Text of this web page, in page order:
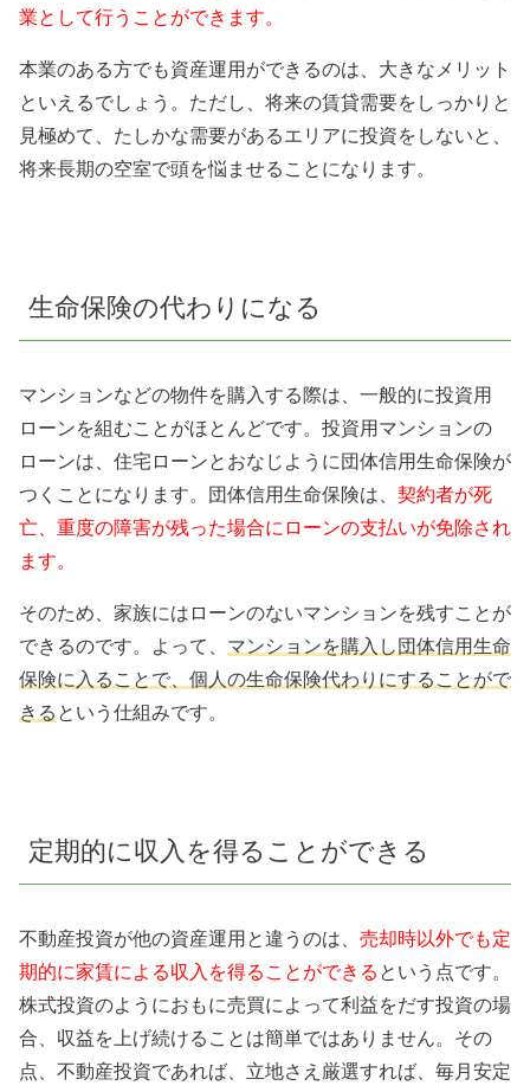
業として行うことができます。
本業のある方でも資産運用ができるのは、大きなメリット
といえるでしょう。ただし、将来の賃貸需要をしっかりと
見極めて、たしかな需要があるエリアに投資をしないと、
将来長期の空室で頭を悩ませることになります。
生命保険の代わりになる
マンションなどの物件を購入する際は、一般的に投資用
ローンを組むことがほとんどです。投資用マンションの
ローンは、住宅ローンとおなじように団体信用生命保険が
つくことになります。団体信用生命保険は、 契約者が死
亡、重度の障害が残った場合にローンの支払いが免除され
ます。
そのため、家族にはローンのないマンションを残すことが
できるのです。よって、 マンションを購入し団体信用生命
保険に入ることで、個人の生命保険代わりにすることがで
きる という仕組みです。
定期的に収入を得ることができる
不動産投資が他の資産運用と違うのは、 売却時以外でも定
期的に家賃による収入を得ることができる という点です。
株式投資のようにおもに売買によって利益をだす投資の場
合、収益を上げ続けることは簡単ではありません。その
点、不動産投資であれば、立地さえ厳選すれば、毎月安定